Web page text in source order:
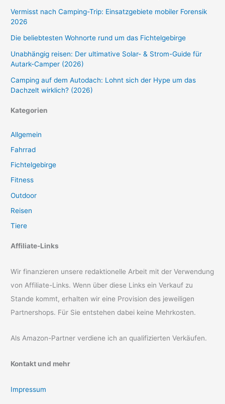
Vermisst nach Camping-Trip: Einsatzgebiete mobiler Forensik
2026
Die beliebtesten Wohnorte rund um das Fichtelgebirge
Unabhängig reisen: Der ultimative Solar- & Strom-Guide für
Autark-Camper (2026)
Camping auf dem Autodach: Lohnt sich der Hype um das
Dachzelt wirklich? (2026)
Kategorien
Allgemein
Fahrrad
Fichtelgebirge
Fitness
Outdoor
Reisen
Tiere
Affiliate-Links
Wir finanzieren unsere redaktionelle Arbeit mit der Verwendung
von Affiliate-Links. Wenn über diese Links ein Verkauf zu
Stande kommt, erhalten wir eine Provision des jeweiligen
Partnershops. Für Sie entstehen dabei keine Mehrkosten.
Als Amazon-Partner verdiene ich an qualifizierten Verkäufen.
Kontakt und mehr
Impressum